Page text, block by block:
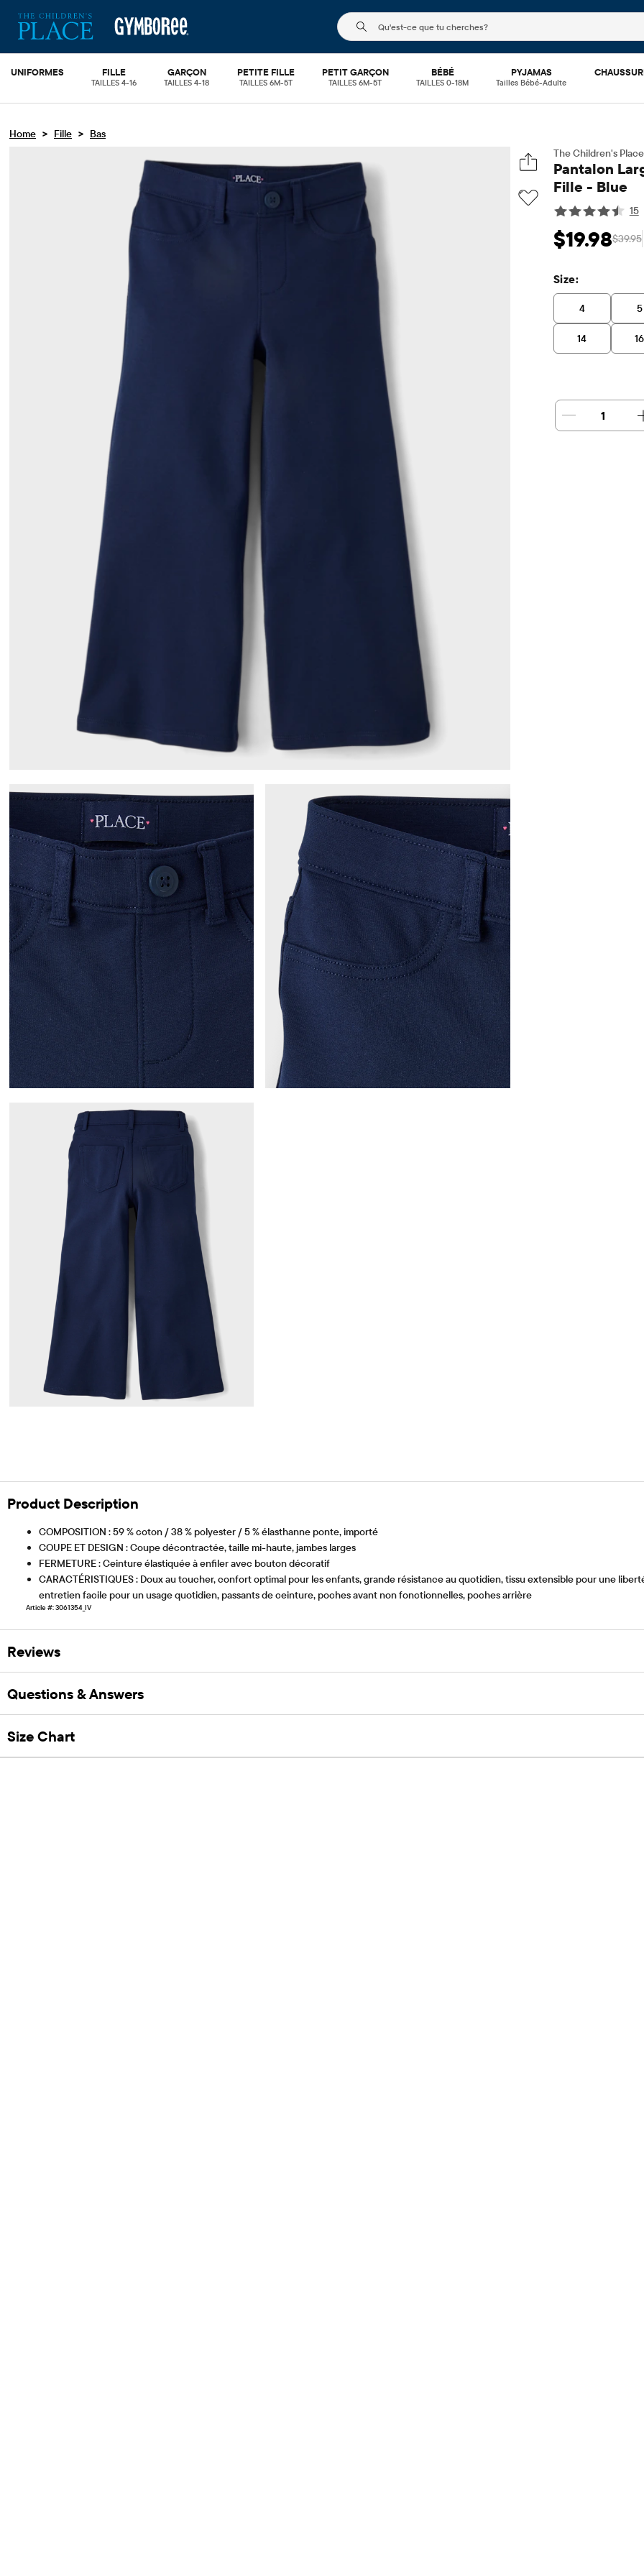
UNIFORMES FILLE
TAILLES 4-16
GARÇON
TAILLES 4-18
PETITE FILLE
TAILLES 6M-5T
PETIT GARÇON
TAILLES 6M-5T
BÉBÉ
TAILLES 0-18M
PYJAMAS
Tailles Bébé-Adulte
Home > Fille > Bas
The Children's
Pantalon
Fille - Blue
15
Prix ​​de vente:
$19.98$39.95
Size:
4 5
14 16
1
Product Description
COMPOSITION : 59 % coton / 38 % polyester / 5 % élasthanne ponte, importé
COUPE ET DESIGN : Coupe décontractée, taille mi-haute, jambes larges
FERMETURE : Ceinture élastiquée à enfiler avec bouton décoratif
CARACTÉRISTIQUES : Doux au toucher, confort optimal pour les enfants, grande résistance au quotidien, tissu extensible pour une
entretien facile pour un usage quotidien, passants de ceinture, poches avant non fonctionnelles, poches arrière
Article #: 3061354_IV
Reviews
Questions & Answers
Size Chart